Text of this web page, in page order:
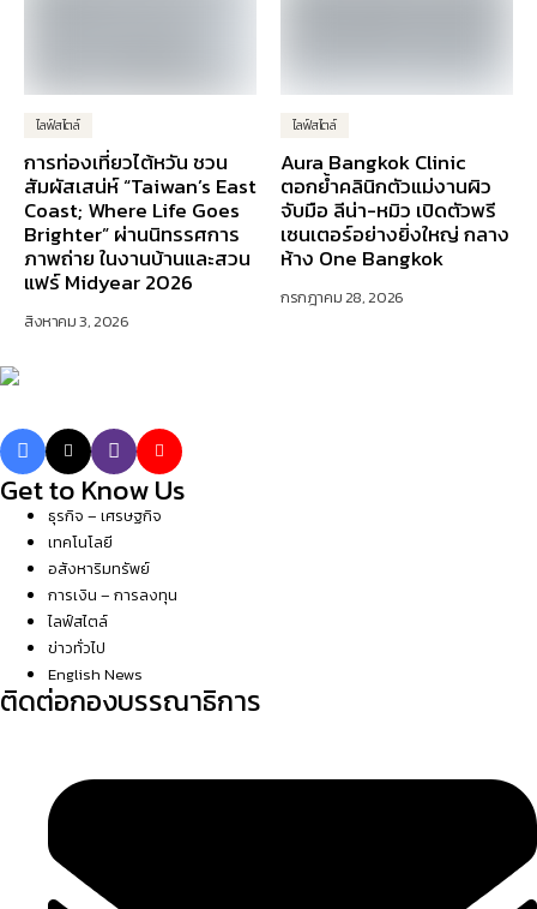
ไลฟ์สไตล์
การท่องเที่ยวไต้หวัน ชวน
สัมผัสเสน่ห์ “Taiwan’s East
Coast; Where Life Goes
Brighter” ผ่านนิทรรศการ
ภาพถ่าย ในงานบ้านและสวน
แฟร์ Midyear 2026
สิงหาคม 3, 2026
ไลฟ์สไตล์
Aura Bangkok Clinic
ตอกย้ำคลินิกตัวแม่งานผิว
จับมือ ลีน่า-หมิว เปิดตัวพรี
เซนเตอร์อย่างยิ่งใหญ่ กลาง
ห้าง One Bangkok
กรกฎาคม 28, 2026
Get to Know Us
ธุรกิจ – เศรษฐกิจ
เทคโนโลยี
อสังหาริมทรัพย์
การเงิน – การลงทุน
ไลฟ์สไตล์
ข่าวทั่วไป
English News
ติดต่อกองบรรณาธิการ